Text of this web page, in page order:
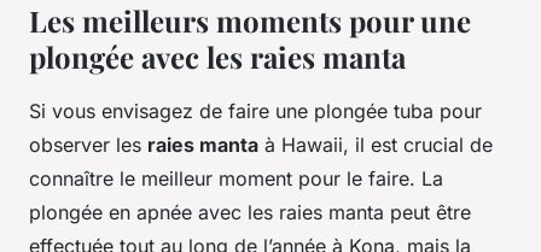
Les meilleurs moments pour une
plongée avec les raies manta
Si vous envisagez de faire une plongée tuba pour
observer les raies manta à Hawaii, il est crucial de
connaître le meilleur moment pour le faire. La
plongée en apnée avec les raies manta peut être
effectuée tout au long de l’année à Kona, mais la